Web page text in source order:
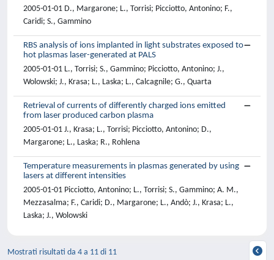
2005-01-01 D., Margarone; L., Torrisi; Picciotto, Antonino; F.,
Caridi; S., Gammino
RBS analysis of ions implanted in light substrates exposed to
hot plasmas laser-generated at PALS
2005-01-01 L., Torrisi; S., Gammino; Picciotto, Antonino; J.,
Wolowski; J., Krasa; L., Laska; L., Calcagnile; G., Quarta
Retrieval of currents of differently charged ions emitted
from laser produced carbon plasma
2005-01-01 J., Krasa; L., Torrisi; Picciotto, Antonino; D.,
Margarone; L., Laska; R., Rohlena
Temperature measurements in plasmas generated by using
lasers at different intensities
2005-01-01 Picciotto, Antonino; L., Torrisi; S., Gammino; A. M.,
Mezzasalma; F., Caridi; D., Margarone; L., Andò; J., Krasa; L.,
Laska; J., Wolowski
Mostrati risultati da 4 a 11 di 11